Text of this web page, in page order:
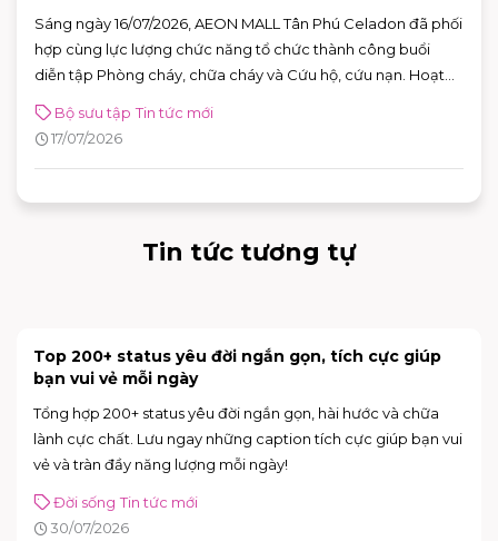
Sáng ngày 16/07/2026, AEON MALL Tân Phú Celadon đã phối
hợp cùng lực lượng chức năng tổ chức thành công buổi
diễn tập Phòng cháy, chữa cháy và Cứu hộ, cứu nạn. Hoạt
huống khẩn cấp, khẳng định cam kết xây dựng môi trường
mua sắm, vui chơi và giải trí an toàn cho mọi khách hàng.
Bộ sưu tập Tin tức mới
17/07/2026
Tin tức tương tự
[NÂNG CẤP CỬA HÀNG] INOCHI FLAGSHIP STORE
CHÍNH THỨC MỞ BÁN
Trải nghiệm không gian mới hiện đại và nhiều nâng với deal
hot lên đến 50% tại INOCHI
Tin tức mới
31/07/2026